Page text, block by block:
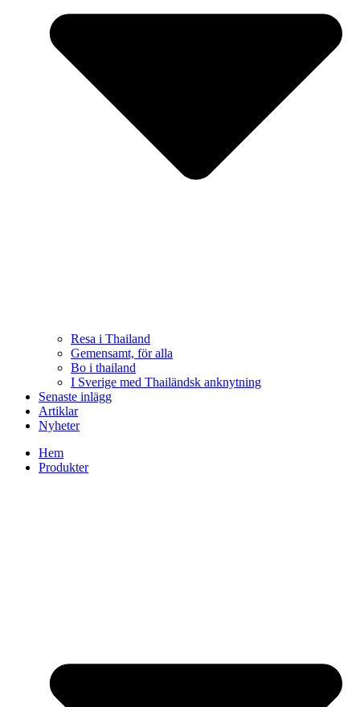
Resa i Thailand
Gemensamt, för alla
Bo i thailand
I Sverige med Thailändsk anknytning
Senaste inlägg
Artiklar
Nyheter
Hem
Produkter